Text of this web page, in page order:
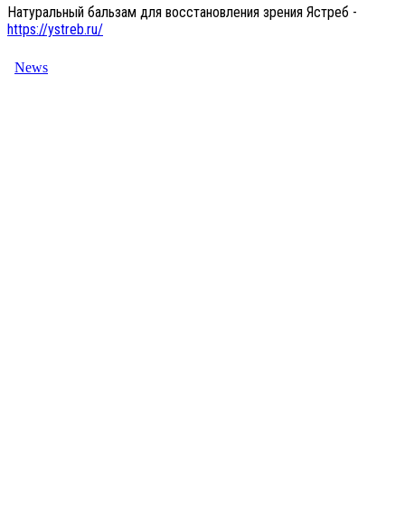
Натуральный бальзам для восстановления зрения Ястреб -
https://ystreb.ru/